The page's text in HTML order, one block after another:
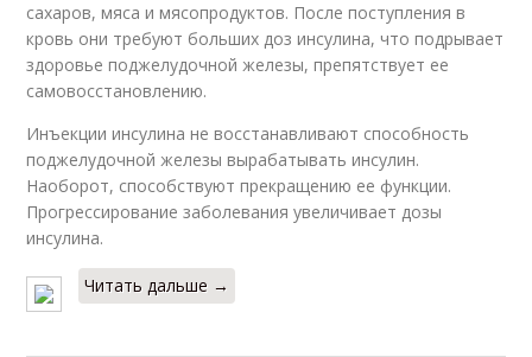
сахаров, мяса и мясопродуктов. После поступления в
кровь они требуют больших доз инсулина, что подрывает
здоровье поджелудочной железы, препятствует ее
самовосстановлению.
Инъекции инсулина не восстанавливают способность
поджелудочной железы вырабатывать инсулин.
Наоборот, способствуют прекращению ее функции.
Прогрессирование заболевания увеличивает дозы
инсулина.
Читать дальше →